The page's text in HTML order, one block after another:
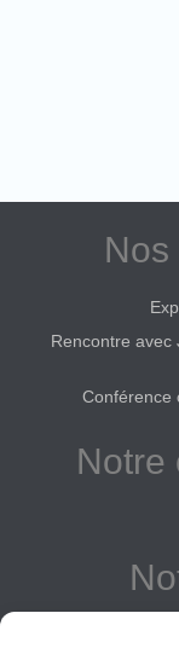
Rencontre avec
Conférence
Notre